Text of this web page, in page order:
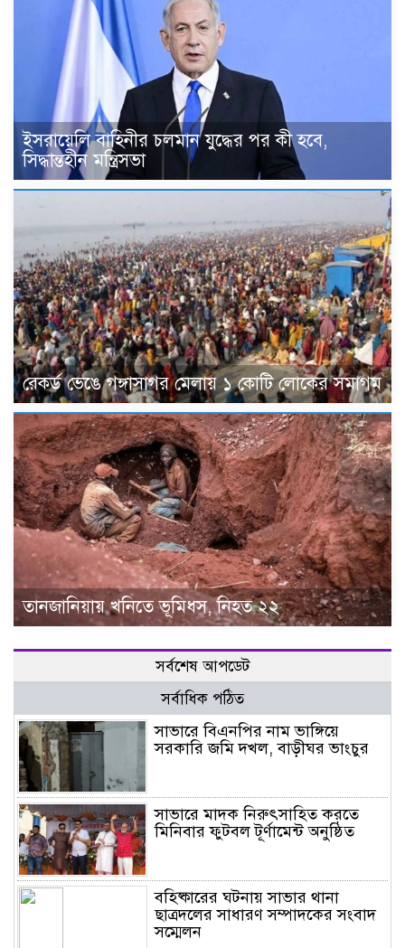
ইসরায়েলি বাহিনীর চলমান যুদ্ধের পর কী হবে,
সিদ্ধান্তহীন মন্ত্রিসভা
রেকর্ড ভেঙে গঙ্গাসাগর মেলায় ১ কোটি লোকের সমাগম
তানজানিয়ায় খনিতে ভূমিধস, নিহত ২২
সর্বশেষ আপডেট
সর্বাধিক পঠিত
সাভারে বিএনপির নাম ভাঙ্গিয়ে
সরকারি জমি দখল, বাড়ীঘর ভাংচুর
সাভারে মাদক নিরুৎসাহিত করতে
মিনিবার ফুটবল টূর্ণামেন্ট অনুষ্ঠিত
বহিষ্কারের ঘটনায় সাভার থানা
ছাত্রদলের সাধারণ সম্পাদকের সংবাদ
সম্মেলন